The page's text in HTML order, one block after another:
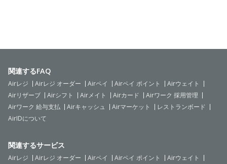
関連するFAQ
Airレジ Airレジ オーダー Airペイ Airペイ ポイント
Airウェイト
Airリザーブ
Airシフト Airメイト Airカード
Airワーク 採用管理
Airワーク 給与支払
Airキャッシュ Airマーケット
レストランボード
AirIDについて
関連するサービス
Airレジ Airレジ オーダー Airペイ Airペイ ポイント Airウェイト